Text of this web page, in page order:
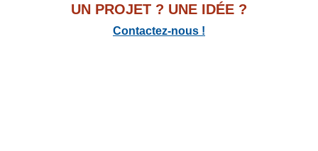
UN PROJET ? UNE IDÉE ?
Contactez-nous !